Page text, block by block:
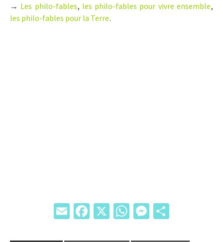
→ Les philo-fables, les philo-fables pour vivre ensemble,
les philo-fables pour la Terre.
EmailFacebook
X WhatsApp
Messenger